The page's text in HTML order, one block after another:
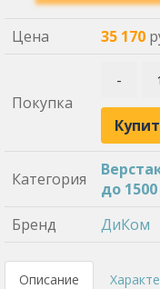
Цена 35 170
Покупка
-
Категория
до 1500
Бренд
ДиКом
Описание